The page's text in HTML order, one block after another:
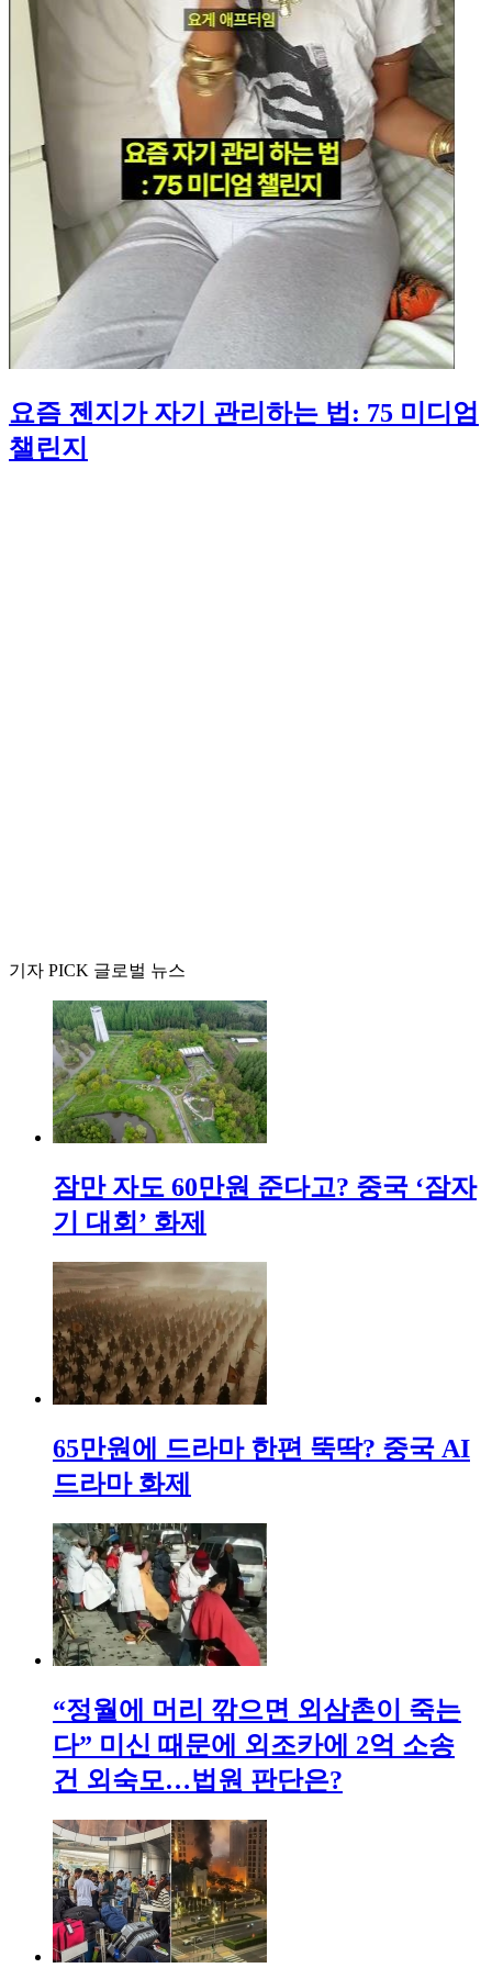
요즘 젠지가 자기 관리하는 법: 75 미디엄
챌린지
기자 PICK 글로벌 뉴스
잠만 자도 60만원 준다고? 중국 ‘잠자
기 대회’ 화제
65만원에 드라마 한편 뚝딱? 중국 AI
드라마 화제
“정월에 머리 깎으면 외삼촌이 죽는
다” 미신 때문에 외조카에 2억 소송
건 외숙모…법원 판단은?